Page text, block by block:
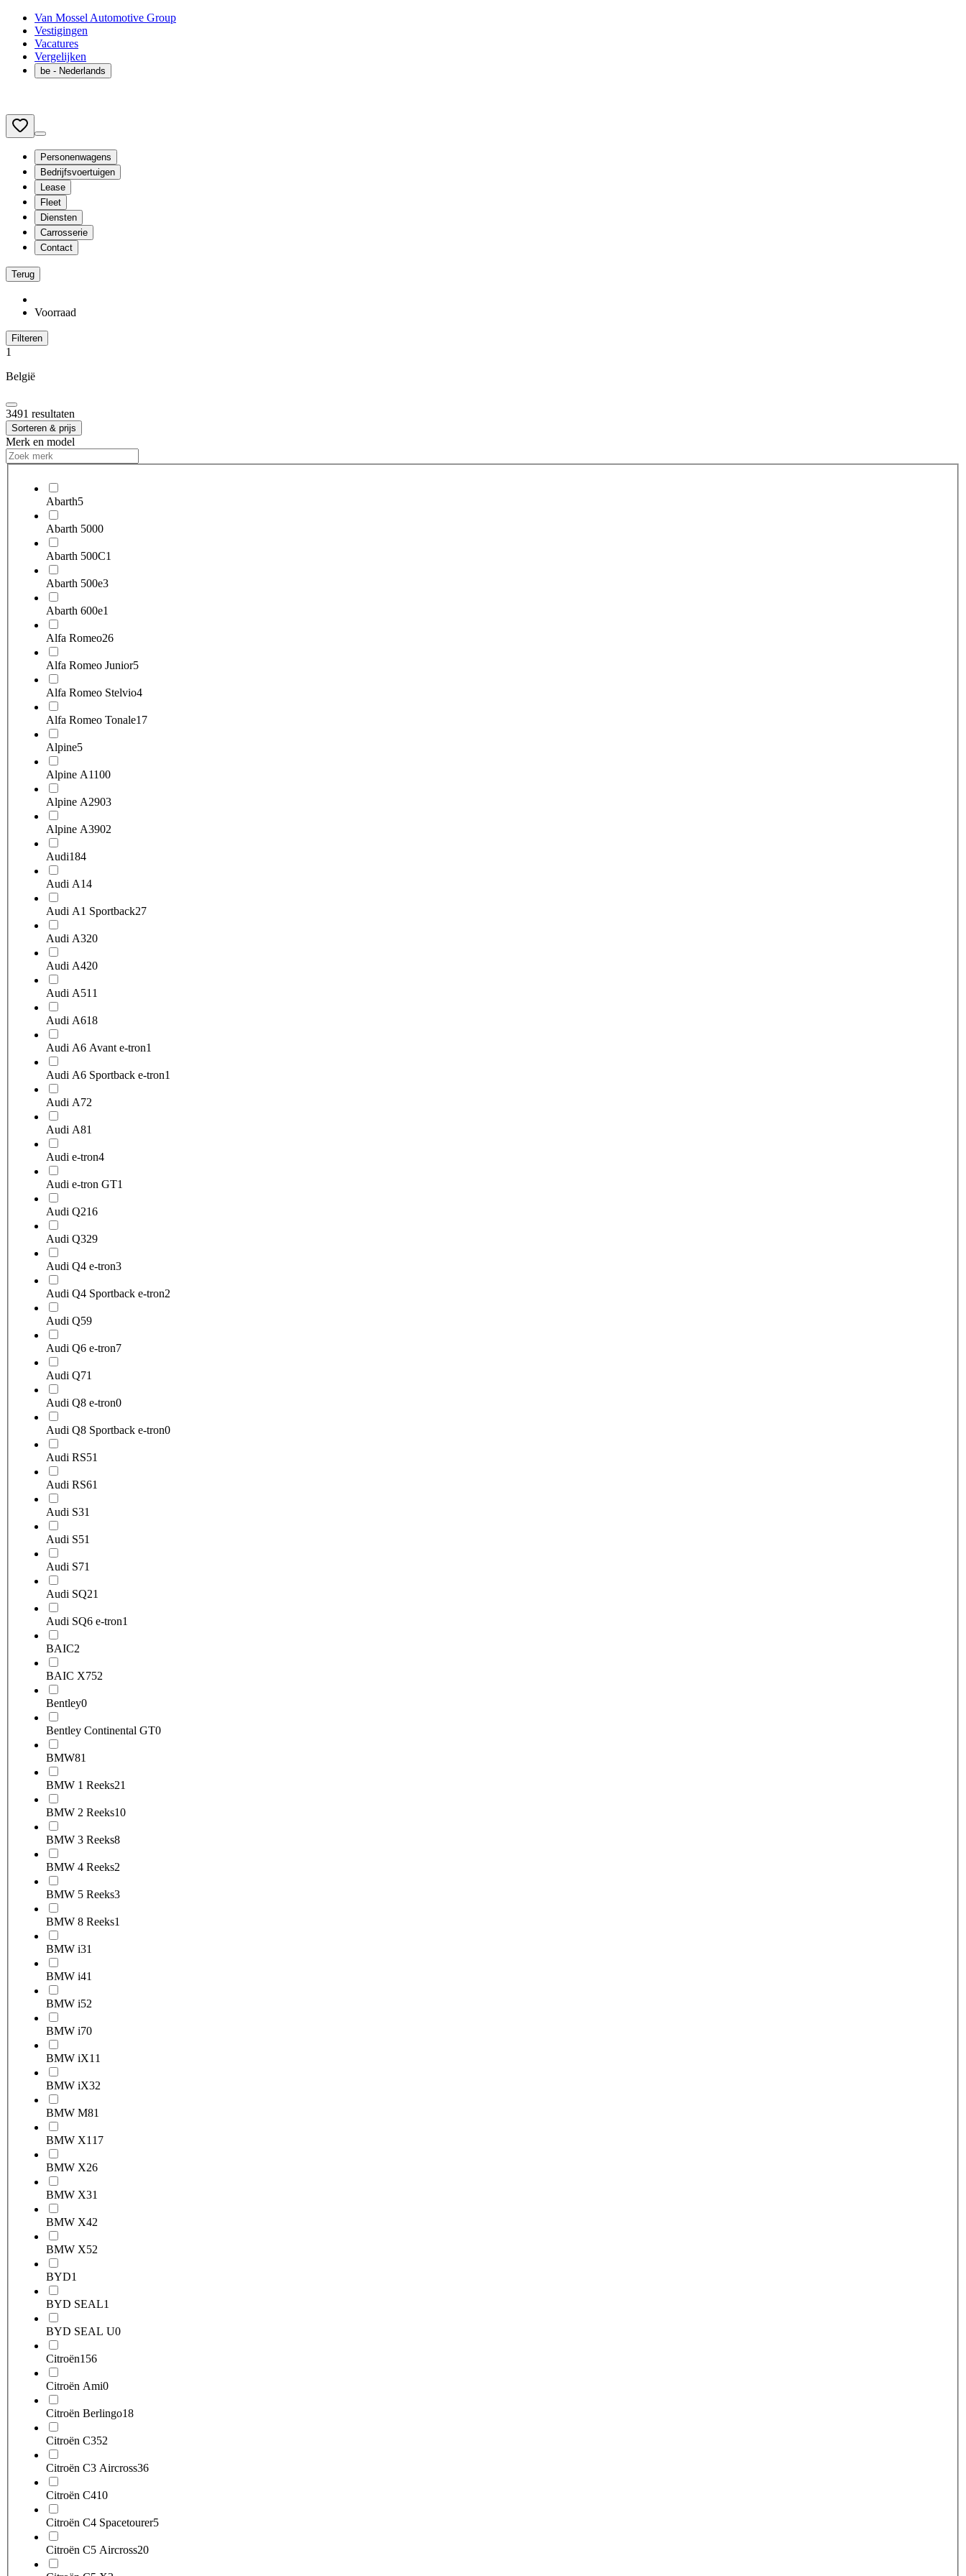
Van Mossel Automotive Group
Vestigingen
Vacatures
Vergelijken
be - Nederlands
Personenwagens
Bedrijfsvoertuigen
Lease
Fleet
Diensten
Carrosserie
Contact
Terug
Voorraad
Filteren
1
België
3491 resultaten
Sorteren & prijs
Merk en model
Abarth5
Abarth 5000
Abarth 500C1
Abarth 500e3
Abarth 600e1
Alfa Romeo26
Alfa Romeo Junior5
Alfa Romeo Stelvio4
Alfa Romeo Tonale17
Alpine5
Alpine A1100
Alpine A2903
Alpine A3902
Audi184
Audi A14
Audi A1 Sportback27
Audi A320
Audi A420
Audi A511
Audi A618
Audi A6 Avant e-tron1
Audi A6 Sportback e-tron1
Audi A72
Audi A81
Audi e-tron4
Audi e-tron GT1
Audi Q216
Audi Q329
Audi Q4 e-tron3
Audi Q4 Sportback e-tron2
Audi Q59
Audi Q6 e-tron7
Audi Q71
Audi Q8 e-tron0
Audi Q8 Sportback e-tron0
Audi RS51
Audi RS61
Audi S31
Audi S51
Audi S71
Audi SQ21
Audi SQ6 e-tron1
BAIC2
BAIC X752
Bentley0
Bentley Continental GT0
BMW81
BMW 1 Reeks21
BMW 2 Reeks10
BMW 3 Reeks8
BMW 4 Reeks2
BMW 5 Reeks3
BMW 8 Reeks1
BMW i31
BMW i41
BMW i52
BMW i70
BMW iX1 1
BMW iX32
BMW M81
BMW X1 17
BMW X26
BMW X31
BMW X42
BMW X52
BYD1
BYD SEAL1
BYD SEAL U0
Citroën156
Citroën Ami0
Citroën Berlingo18
Citroën C352
Citroën C3 Aircross36
Citroën C410
Citroën C4 Spacetourer5
Citroën C5 Aircross20